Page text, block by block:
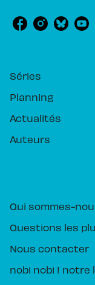
Séries
Planning
Actualités
Auteurs
Qui sommes-
Questions les
Nous contacter
nobi nobi ! notre